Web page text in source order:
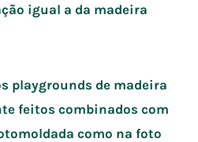
igual a da madeira
playgrounds de madeira
feitos combinados com
como na foto